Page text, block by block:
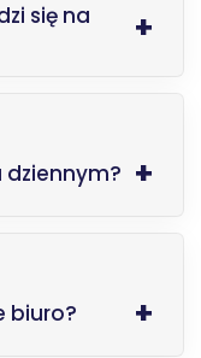
się na
dziennym?
biuro?